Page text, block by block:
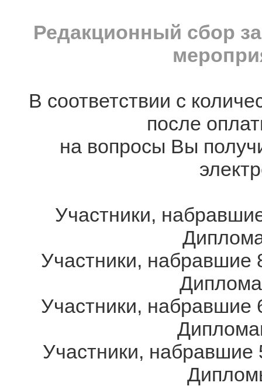
Редакционный сбор
В соответствии с
после
на вопросы Вы
Участники,
Участники, набравшие
Участники, набравшие
Участники,